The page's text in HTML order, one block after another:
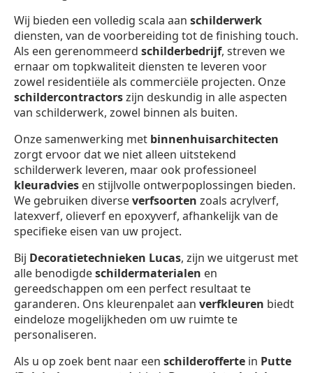
Wij bieden een volledig scala aan schilderwerk
diensten, van de voorbereiding tot de finishing touch.
Als een gerenommeerd schilderbedrijf, streven we
ernaar om topkwaliteit diensten te leveren voor
zowel residentiële als commerciële projecten. Onze
schildercontractorszijn deskundig in alle aspecten
van schilderwerk, zowel binnen als buiten.
Onze samenwerking met binnenhuisarchitecten
zorgt ervoor dat we niet alleen uitstekend
schilderwerk leveren, maar ook professioneel
kleuradvies en stijlvolle ontwerpoplossingen bieden.
We gebruiken diverseverfsoorten zoals acrylverf,
latexverf, olieverf en epoxyverf, afhankelijk van de
specifieke eisen van uw project.
Bij Decoratietechnieken Lucas, zijn we uitgerust met
alle benodigdeschildermaterialen en
gereedschappen om een perfect resultaat te
garanderen. Ons kleurenpalet aan verfkleuren biedt
eindeloze mogelijkheden om uw ruimte te
personaliseren.
Als u op zoek bent naar een schilderofferte in Putte